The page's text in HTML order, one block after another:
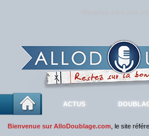
ACTUS
Bienvenue sur AlloDoublage.com , le site